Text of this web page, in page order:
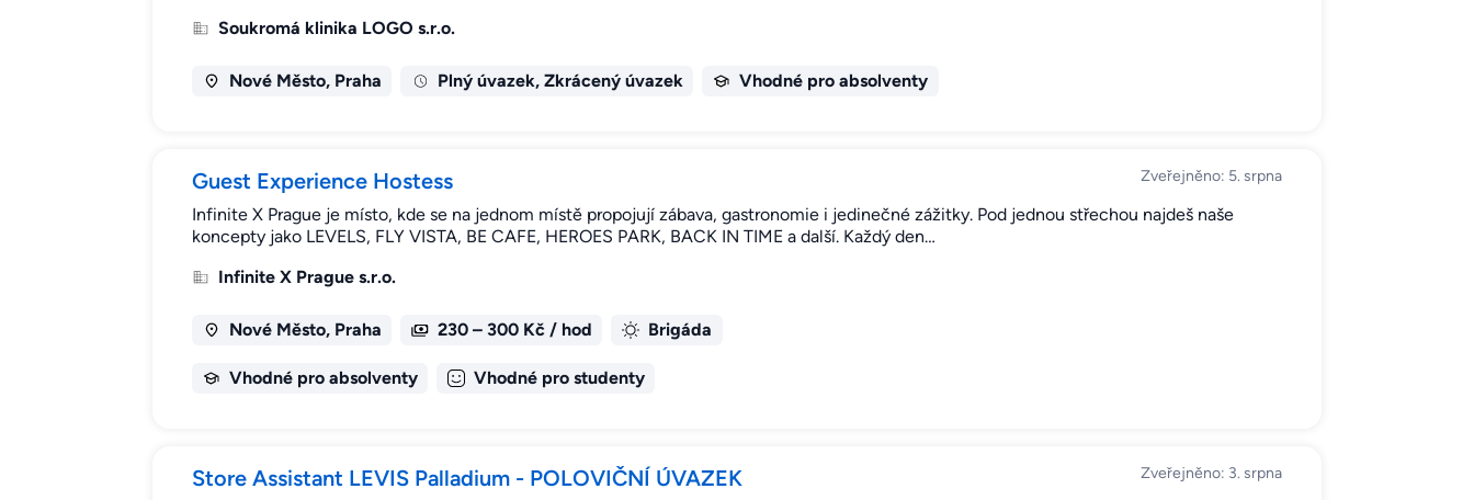
Soukromá klinika LOGO s.r.o.
Nové Město, Praha Plný úvazek, Zkrácený úvazek Vhodné pro absolventy
Guest Experience Hostess Zveřejněno: 5. srpna
Infinite X Prague je místo, kde se na jednom místě propojují zábava, gastronomie i jedinečné zážitky. Pod jednou střechou najdeš naše
koncepty jako LEVELS, FLY VISTA, BE CAFE, HEROES PARK, BACK IN TIME a další. Každý den…
Infinite X Prague s.r.o.
Nové Město, Praha 230 – 300 Kč / hod Brigáda
Vhodné pro absolventy Vhodné pro studenty
Store Assistant LEVIS Palladium - POLOVIČNÍ ÚVAZEK Zveřejněno: 3. srpna